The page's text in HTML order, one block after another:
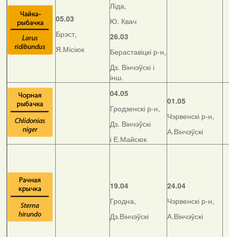
05.03
Брэст,
Я.Місіюк
Ліда,
Ю. Квач
26.03
Бераставіцкі р-н,
Дз. Вінчэўскі і
інш.
04.05
Гродзенскі р-н,
Дз. Вінчэўскі
і Е.Майсюк
01.05
Чэрвенскі р-н,
А.Вінчэўскі
19.04
Гродна,
Дз.Вінчэўскі
24.04
Чэрвенскі р-н,
А.Вінчэўскі